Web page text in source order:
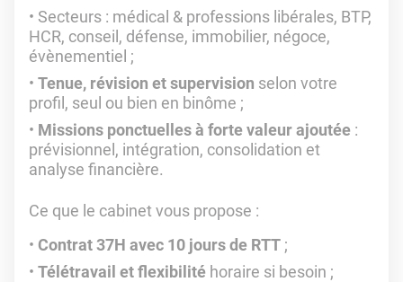
Secteurs : médical & professions libérales, BTP,
HCR, conseil, défense, immobilier, négoce,
évènementiel ;
Tenue, révision et supervision selon votre
profil, seul ou bien en binôme ;
Missions ponctuelles à forte valeur ajoutée :
prévisionnel, intégration, consolidation et
analyse financière.
Ce que le cabinet vous propose :
Contrat 37H avec 10 jours de RTT ;
Télétravail et flexibilité horaire si besoin ;